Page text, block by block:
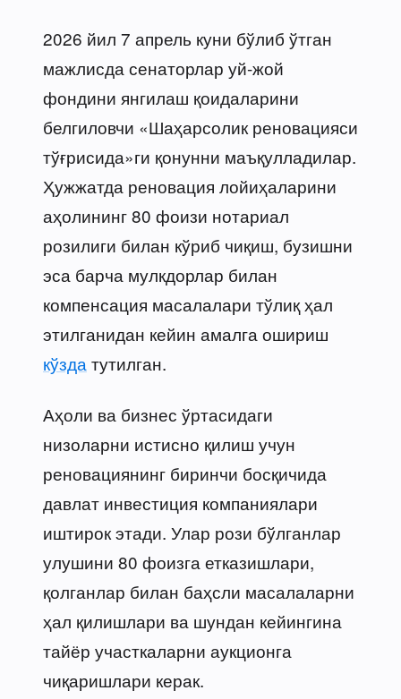
2026 йил 7 апрель куни бўлиб ўтган
мажлисда сенаторлар уй-жой
фондини янгилаш қоидаларини
белгиловчи «Шаҳарсолик реновацияси
тўғрисида»ги қонунни маъқулладилар.
Ҳужжатда реновация лойиҳаларини
аҳолининг 80 фоизи нотариал
розилиги билан кўриб чиқиш, бузишни
эса барча мулкдорлар билан
компенсация масалалари тўлиқ ҳал
этилганидан кейин амалга ошириш
кўзда тутилган.
Аҳоли ва бизнес ўртасидаги
низоларни истисно қилиш учун
реновациянинг биринчи босқичида
давлат инвестиция компаниялари
иштирок этади. Улар рози бўлганлар
улушини 80 фоизга етказишлари,
қолганлар билан баҳсли масалаларни
ҳал қилишлари ва шундан кейингина
тайёр участкаларни аукционга
чиқаришлари керак.